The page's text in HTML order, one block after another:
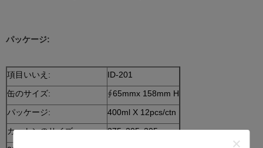
パッケージ:
項目いいえ:
ID-201
缶のサイズ:
∮65mmx 158mm H
パッケージ:
400ml X 12pcs/ctn
カートンのサイズ:
275x205x205 mm